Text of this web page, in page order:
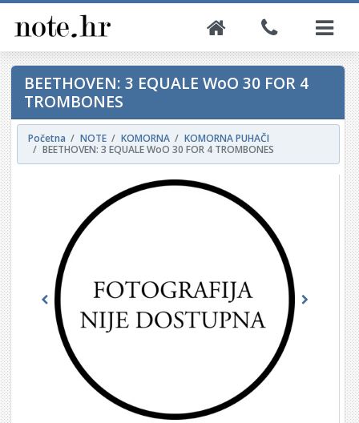
BEETHOVEN: 3 EQUALE WoO 30 FOR 4
TROMBONES
Početna NOTE KOMORNA
KOMORNA PUHAČI
BEETHOVEN: 3 EQUALE WoO 30 FOR 4 TROMBONES
Previous Next